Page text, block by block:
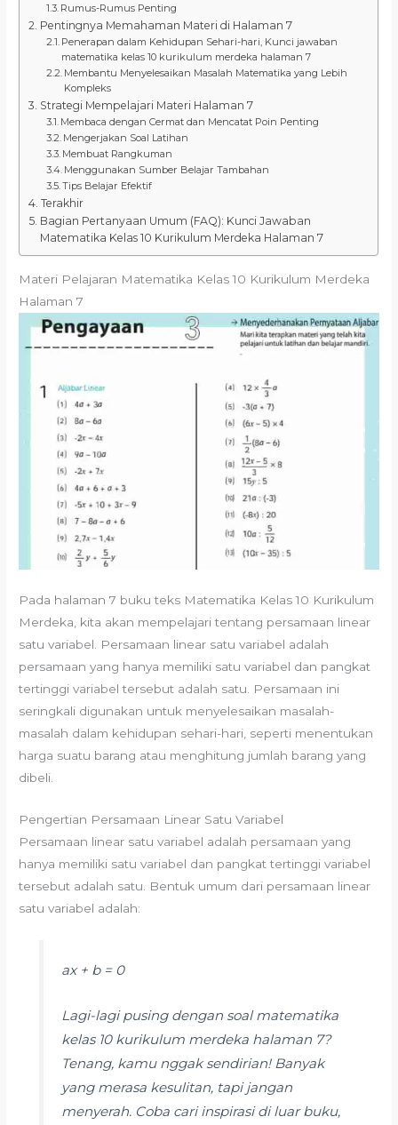
Rumus-Rumus Penting
Pentingnya Memahaman Materi di Halaman 7
Penerapan dalam Kehidupan Sehari-hari, Kunci jawaban
matematika kelas 10 kurikulum merdeka halaman 7
Membantu Menyelesaikan Masalah Matematika yang Lebih
Kompleks
Strategi Mempelajari Materi Halaman 7
Membaca dengan Cermat dan Mencatat Poin Penting
Mengerjakan Soal Latihan
Membuat Rangkuman
Menggunakan Sumber Belajar Tambahan
Tips Belajar Efektif
Terakhir
Bagian Pertanyaan Umum (FAQ): Kunci Jawaban
Matematika Kelas 10 Kurikulum Merdeka Halaman 7
Materi Pelajaran Matematika Kelas 10 Kurikulum Merdeka
Halaman 7
Pada halaman 7 buku teks Matematika Kelas 10 Kurikulum
Merdeka, kita akan mempelajari tentang persamaan linear
satu variabel. Persamaan linear satu variabel adalah
persamaan yang hanya memiliki satu variabel dan pangkat
tertinggi variabel tersebut adalah satu. Persamaan ini
seringkali digunakan untuk menyelesaikan masalah-
masalah dalam kehidupan sehari-hari, seperti menentukan
harga suatu barang atau menghitung jumlah barang yang
dibeli.
Pengertian Persamaan Linear Satu Variabel
Persamaan linear satu variabel adalah persamaan yang
hanya memiliki satu variabel dan pangkat tertinggi variabel
tersebut adalah satu. Bentuk umum dari persamaan linear
satu variabel adalah:
ax + b = 0
Lagi-lagi pusing dengan soal matematika
kelas 10 kurikulum merdeka halaman 7?
Tenang, kamu nggak sendirian! Banyak
yang merasa kesulitan, tapi jangan
menyerah. Coba cari inspirasi di luar buku,